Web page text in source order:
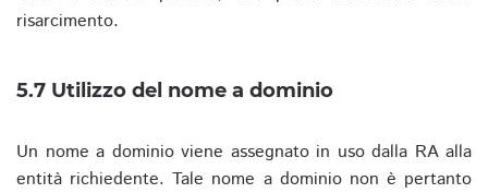
risarcimento.
5.7 Utilizzo del nome a dominio
Un nome a dominio viene assegnato in uso dalla RA alla
entità richiedente. Tale nome a dominio non è pertanto